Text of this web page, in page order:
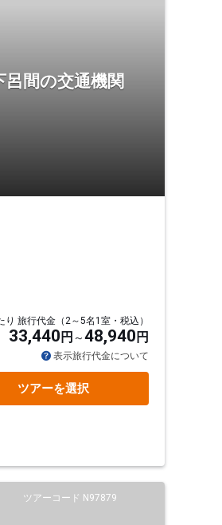
間の交通機関
り 旅行代金（2～5名1室・税込）
33,440 円 48,940 円
表示旅行代金について
ツアーを選択
ツアーコード N97879